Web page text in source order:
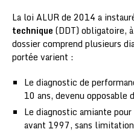
La loi ALUR de 2014 a
technique (DDT) obligatoire,
dossier comprend plusieurs
portée varient :
Le diagnostic de
10 ans, devenu
Le diagnostic amiante
avant 1997, sans